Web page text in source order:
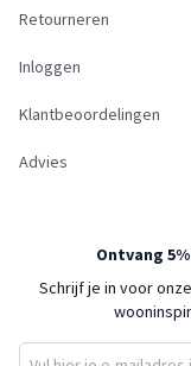
Retourneren
Inloggen
Klantbeoordelingen
Advies
Ontvang
Schrijf je in voor